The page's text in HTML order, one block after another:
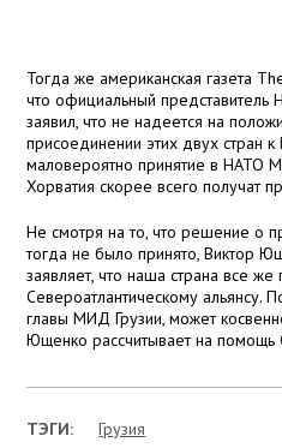
Тогда же американская газета
что официальный
заявил, что не надеется на
присоединении этих двух стран
маловероятно принятие в НАТО
Хорватия скорее всего получат
Не смотря на то, что решение о
тогда не было принято, Виктор
заявляет, что наша страна все же
Североатлантическому альянсу.
главы МИД Грузии, может
Ющенко рассчитывает на помощь
ТЭГИ: Грузия